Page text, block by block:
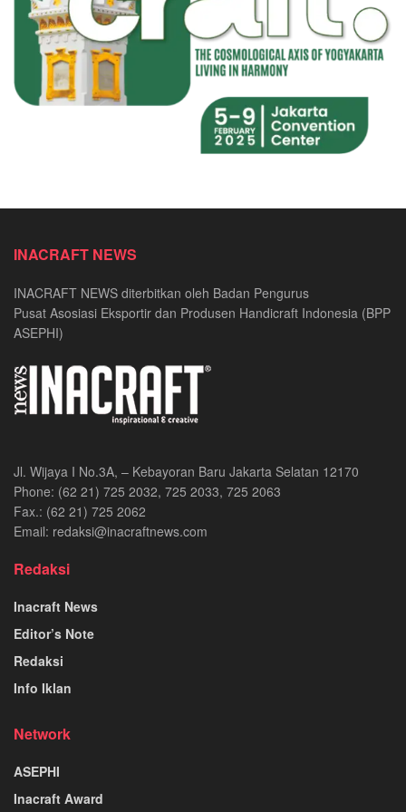
INACRAFT NEWS
INACRAFT NEWS diterbitkan oleh Badan Pengurus
Pusat Asosiasi Eksportir dan Produsen Handicraft Indonesia (BPP
ASEPHI)
Jl. Wijaya I No.3A, – Kebayoran Baru Jakarta Selatan 12170
Phone: (62 21) 725 2032, 725 2033, 725 2063
Fax.: (62 21) 725 2062
Email: redaksi@inacraftnews.com
Redaksi
Inacraft News
Editor’s Note
Redaksi
Info Iklan
Network
ASEPHI
Inacraft Award